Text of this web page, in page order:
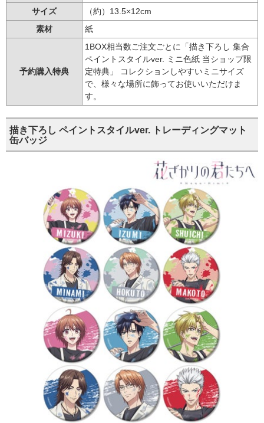
サイズ
（約）13.5×12cm
素材
紙
予約購入特典
1BOX相当数ご注文ごとに「描き下ろし 集合
ペイントスタイルver. ミニ色紙 当ショップ限
定特典」 コレクションしやすいミニサイズ
で、様々な場所に飾ってお使いいただけま
す。
描き下ろし ペイントスタイルver. トレーディングマット
缶バッジ